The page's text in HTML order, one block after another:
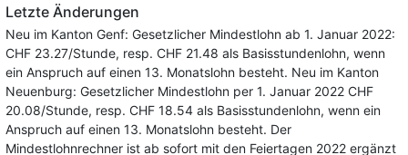
Letzte Änderungen
Neu im Kanton Genf: Gesetzlicher Mindestlohn ab 1. Januar 2022:
CHF 23.27/Stunde, resp. CHF 21.48 als Basisstundenlohn, wenn
ein Anspruch auf einen 13. Monatslohn besteht. Neu im Kanton
Neuenburg: Gesetzlicher Mindestlohn per 1. Januar 2022 CHF
20.08/Stunde, resp. CHF 18.54 als Basisstundenlohn, wenn ein
Anspruch auf einen 13. Monatslohn besteht. Der
Mindestlohnrechner ist ab sofort mit den Feiertagen 2022 ergänzt